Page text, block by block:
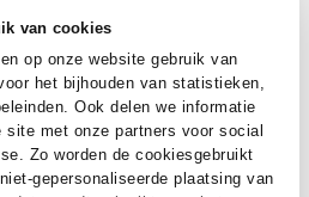
van cookies
op onze website gebruik van
het bijhouden van statistieken,
Ook delen we informatie
site met onze partners voor social
Zo worden de cookiesgebruikt
gepersonaliseerde plaatsing van